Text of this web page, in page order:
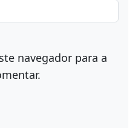
navegador para a